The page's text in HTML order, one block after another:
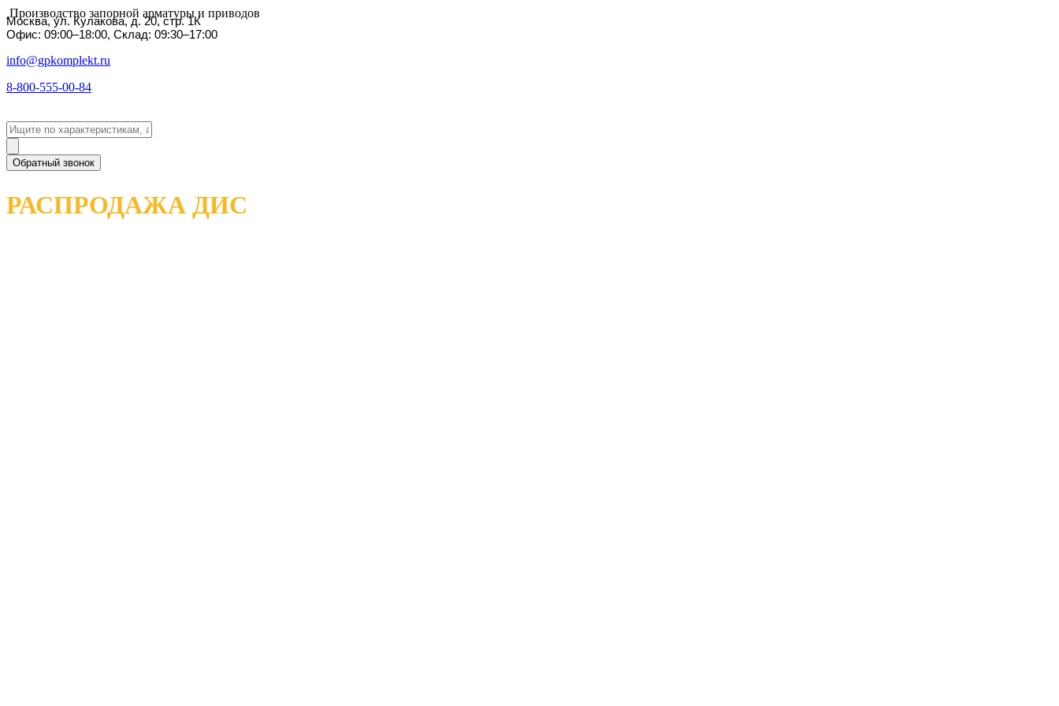
Производство запорной арматуры и приводов
Москва, ул. Кулакова, д. 20, стр. 1К
Офис: 09:00–18:00, Склад: 09:30–17:00
info@gpkomplekt.ru
8-800-555-00-84
Обратный звонок
РАСПРОДАЖА ДИС